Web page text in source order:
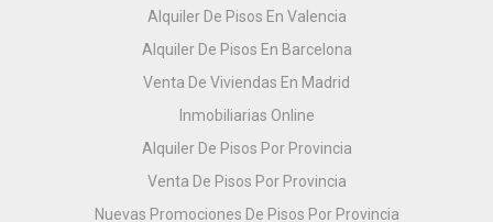
Alquiler De Pisos En Valencia
Alquiler De Pisos En Barcelona
Venta De Viviendas En Madrid
Inmobiliarias Online
Alquiler De Pisos Por Provincia
Venta De Pisos Por Provincia
Nuevas Promociones De Pisos Por Provincia